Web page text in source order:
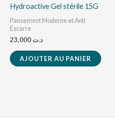
Hydroactive Gel stérile 15G
Pansement Moderne et Anti
Escarre
د.ت
AJOUTER AU PANIER